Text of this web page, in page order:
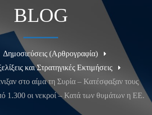
BLOG
Δημοσιεύσεις (Αρθρογραφία)
και Στρατηγικές Εκτιμήσεις
στο αίμα τη Συρία – Κατέσφαξαν τους
1.300 οι νεκροί – Κατά των θυμάτων η ΕΕ.